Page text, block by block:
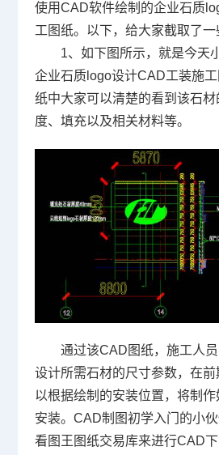
使用CAD软件绘制的企业石质
工图纸。以下，给大家截取了一
1、如下图所示，就是今天
企业石质logo设计CAD工装施
纸中大家可以清楚的看到该石
度、填充以及相关材料等。
通过该CAD图纸，施工人
设计所需石材的尺寸参数，在
以根据绘制的安装位置，将制
安装。 CAD制图初学入门的小
看图王图纸交易库来进行CAD